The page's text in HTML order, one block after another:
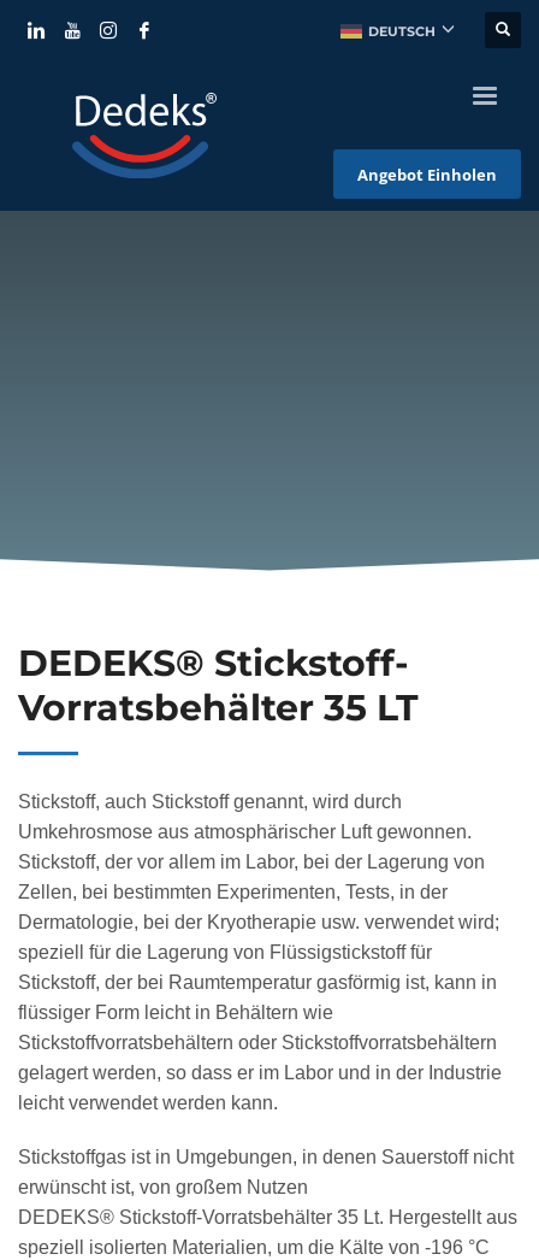
DEUTSCH
Angebot Einholen
DEDEKS® Stickstoff-
Vorratsbehälter 35 LT
Stickstoff, auch Stickstoff genannt, wird durch
Umkehrosmose aus atmosphärischer Luft gewonnen.
Stickstoff, der vor allem im Labor, bei der Lagerung von
Zellen, bei bestimmten Experimenten, Tests, in der
Dermatologie, bei der Kryotherapie usw. verwendet wird;
speziell für die Lagerung von Flüssigstickstoff für
Stickstoff, der bei Raumtemperatur gasförmig ist, kann in
flüssiger Form leicht in Behältern wie
Stickstoffvorratsbehältern oder Stickstoffvorratsbehältern
gelagert werden, so dass er im Labor und in der Industrie
leicht verwendet werden kann.
Stickstoffgas ist in Umgebungen, in denen Sauerstoff nicht
erwünscht ist, von großem Nutzen
DEDEKS® Stickstoff-Vorratsbehälter 35 Lt. Hergestellt aus
speziell isolierten Materialien, um die Kälte von -196 °C